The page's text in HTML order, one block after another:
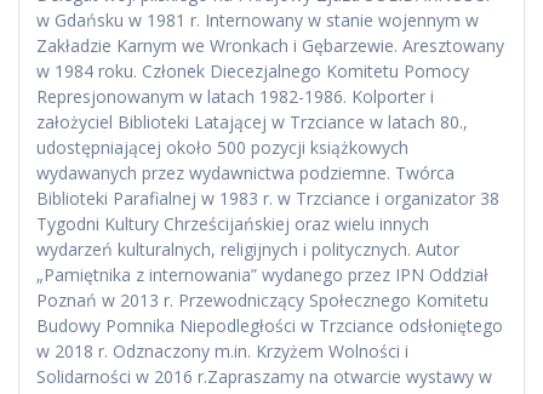
w Gdańsku w 1981 r. Internowany w stanie wojennym w
Zakładzie Karnym we Wronkach i Gębarzewie. Aresztowany
w 1984 roku. Członek Diecezjalnego Komitetu Pomocy
Represjonowanym w latach 1982-1986. Kolporter i
założyciel Biblioteki Latającej w Trzciance w latach 80.,
udostępniającej około 500 pozycji książkowych
wydawanych przez wydawnictwa podziemne. Twórca
Biblioteki Parafialnej w 1983 r. w Trzciance i organizator 38
Tygodni Kultury Chrześcijańskiej oraz wielu innych
wydarzeń kulturalnych, religijnych i politycznych. Autor
„Pamiętnika z internowania” wydanego przez IPN Oddział
Poznań w 2013 r. Przewodniczący Społecznego Komitetu
Budowy Pomnika Niepodległości w Trzciance odsłoniętego
w 2018 r. Odznaczony m.in. Krzyżem Wolności i
Solidarności w 2016 r.Zapraszamy na otwarcie wystawy w